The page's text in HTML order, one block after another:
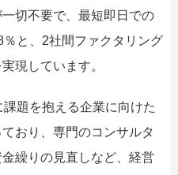
切不要で、最短即日での
と、2社間ファクタリング
現しています。
題を抱える企業に向けた
おり、専門のコンサルタ
繰りの見直しなど、経営